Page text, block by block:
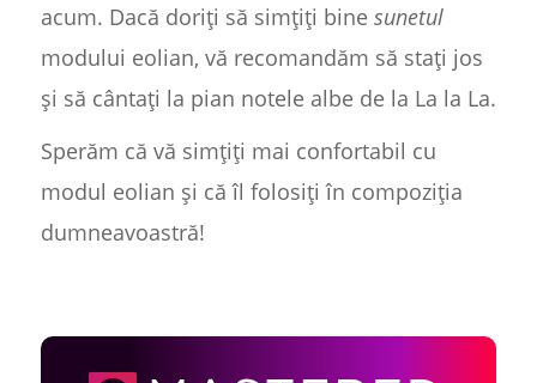
acum. Dacă doriți să simțiți bine sunetul
modului eolian, vă recomandăm să stați jos
și să cântați la pian notele albe de la La la La.
Sperăm că vă simțiți mai confortabil cu
modul eolian și că îl folosiți în compoziția
dumneavoastră!